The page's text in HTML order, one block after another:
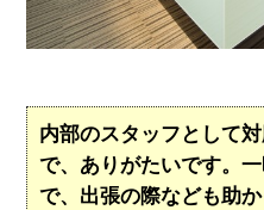
内部のスタッフとして
で、ありがたいです。
で、出張の際なども助か